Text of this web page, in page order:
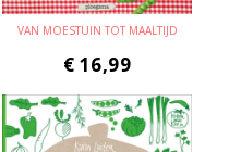
VAN MOESTUIN TOT MAALTIJD
€ 16,99